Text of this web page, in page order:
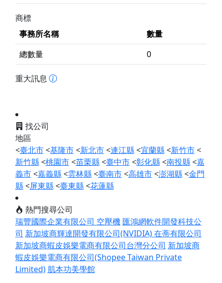
商標
事務所名稱
數量
總數量
0
重大訊息
找公司
地區
<臺北市<基隆市<新北市<連江縣<宜蘭縣<新竹市<
新竹縣<桃園市<苗栗縣<臺中市<彰化縣<南投縣<嘉
義市<嘉義縣<雲林縣<臺南市<高雄市<澎湖縣<金門
縣<屏東縣<臺東縣<花蓮縣
熱門搜尋公司
瑞豐國際企業有限公司 空壓機 匯鴻網軟件開發科技公
司 新加坡商輝達開發有限公司(NVIDIA)在蒂有限公司
新加坡商蝦皮娛樂電商有限公司台灣分公司 新加坡商
蝦皮娛樂電商有限公司(Shopee Taiwan Private
Limited) 肌本功美學館